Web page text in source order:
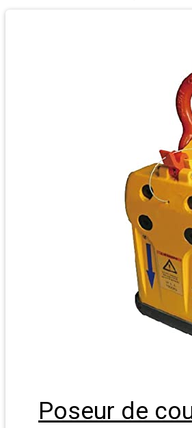
Poseur de